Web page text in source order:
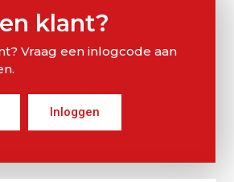
klant?
Vraag een inlogcode aan
Inloggen